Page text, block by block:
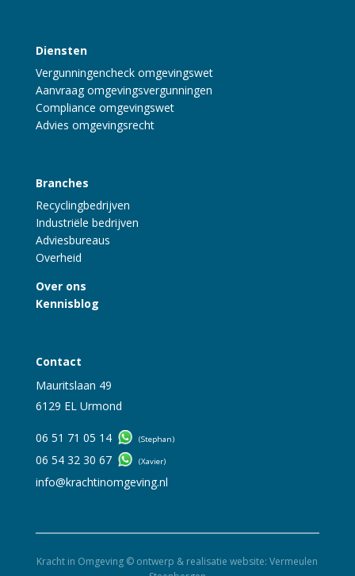
Diensten
Vergunningencheck omgevingswet
Aanvraag omgevingsvergunningen
Compliance omgevingswet
Advies omgevingsrecht
Branches
Recyclingbedrijven
Industriële bedrijven
Adviesbureaus
Overheid
Over ons
Kennisblog
Contact
Mauritslaan 49
6129 EL Urmond
06 51 71 05 14 (Stephan)
06 54 32 30 67 (Xavier)
info@krachtinomgeving.nl
Kracht in Omgeving © ontwerp & realisatie website:Vermeulen